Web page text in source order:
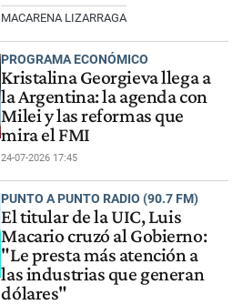
MACARENA LIZARRAGA
PROGRAMA ECONÓMICO
Kristalina Georgieva llega a
la Argentina: la agenda con
Milei y las reformas que
mira el FMI
24-07-2026 17:45
PUNTO A PUNTO RADIO (90.7 FM)
El titular de la UIC, Luis
Macario cruzó al Gobierno:
"Le presta más atención a
las industrias que generan
dólares"